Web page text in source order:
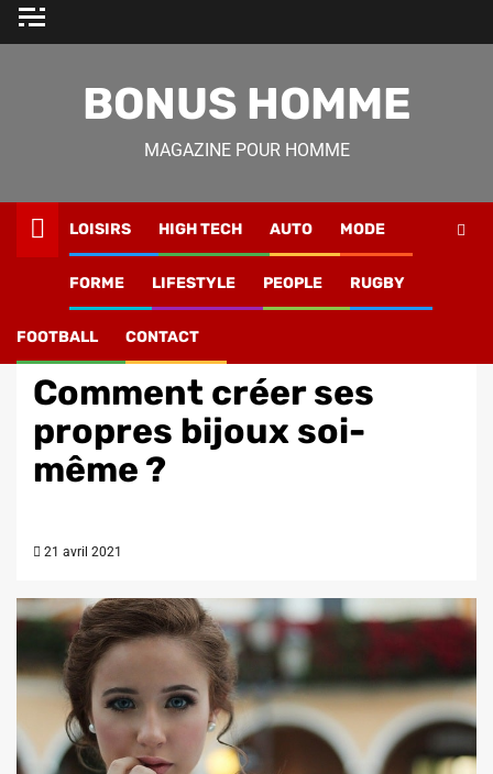
Skip
BONUS HOMME
MAGAZINE POUR HOMME
LOISIRS HIGH TECH AUTO MODE
FORME LIFESTYLE PEOPLE RUGBY
FOOTBALL CONTACT
bijoux soi-même ?
Comment créer ses
propres bijoux soi-
même ?
21 avril 2021